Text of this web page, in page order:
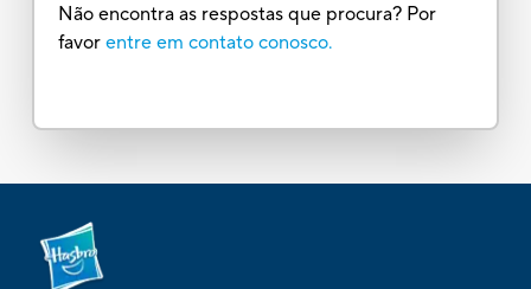
Não encontra as respostas que procura? Por
favor entre em contato conosco.